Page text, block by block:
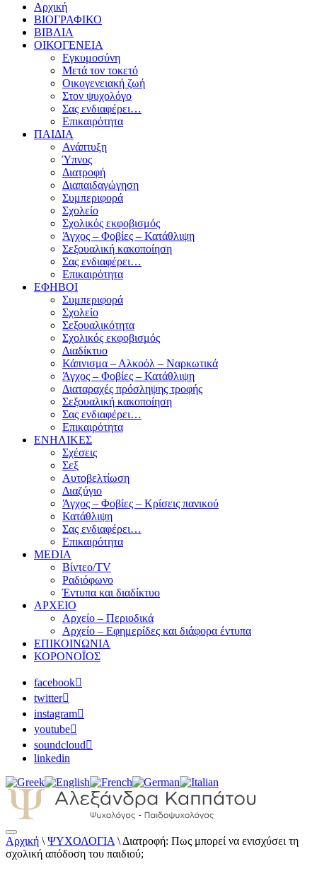
Αρχική
ΒΙΟΓΡΑΦΙΚΟ
ΒΙΒΛΙΑ
ΟΙΚΟΓΕΝΕΙΑ
Εγκυμοσύνη
Μετά τον τοκετό
Οικογενειακή ζωή
Στον ψυχολόγο
Σας ενδιαφέρει…
Επικαιρότητα
ΠΑΙΔΙΑ
Ανάπτυξη
Ύπνος
Διατροφή
Διαπαιδαγώγηση
Συμπεριφορά
Σχολείο
Σχολικός εκφοβισμός
Άγχος – Φοβίες – Κατάθλιψη
Σεξουαλική κακοποίηση
Σας ενδιαφέρει…
Επικαιρότητα
ΕΦΗΒΟΙ
Συμπεριφορά
Σχολείο
Σεξουαλικότητα
Σχολικός εκφοβισμός
Διαδίκτυο
Κάπνισμα – Αλκοόλ – Ναρκωτικά
Άγχος – Φοβίες – Κατάθλιψη
Διαταραχές πρόσληψης τροφής
Σεξουαλική κακοποίηση
Σας ενδιαφέρει…
Επικαιρότητα
ΕΝΗΛΙΚΕΣ
Σχέσεις
Σεξ
Αυτοβελτίωση
Διαζύγιο
Άγχος – Φοβίες – Κρίσεις πανικού
Κατάθλιψη
Σας ενδιαφέρει…
Επικαιρότητα
MEDIA
Βίντεο/TV
Ραδιόφωνο
Έντυπα και διαδίκτυο
ΑΡΧΕΙΟ
Αρχείο – Περιοδικά
Αρχείο – Εφημερίδες και διάφορα έντυπα
ΕΠΙΚΟΙΝΩΝΙΑ
ΚΟΡΟΝΟΪΟΣ
facebook
twitter
instagram
youtube
soundcloud
linkedin
Αλεξάνδρα Καππάτου Ψυχολόγος –
Παιδοψυχολόγος
Αρχική \ ΨΥΧΟΛΟΓΙΑ \ Διατροφή: Πως μπορεί να ενισχύσει τη
σχολική απόδοση του παιδιού;